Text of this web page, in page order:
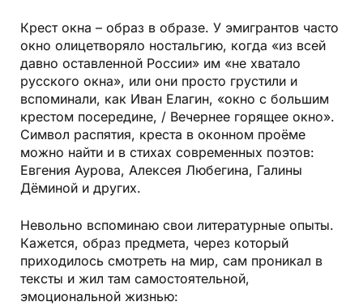
Крест окна – образ в образе. У эмигрантов часто
окно олицетворяло ностальгию, когда «из всей
давно оставленной России» им «не хватало
русского окна», или они просто грустили и
вспоминали, как Иван Елагин, «окно с большим
крестом посередине, / Вечернее горящее окно».
Символ распятия, креста в оконном проёме
можно найти и в стихах современных поэтов:
Евгения Аурова, Алексея Любегина, Галины
Дёминой и других.
Невольно вспоминаю свои литературные опыты.
Кажется, образ предмета, через который
приходилось смотреть на мир, сам проникал в
тексты и жил там самостоятельной,
эмоциональной жизнью: